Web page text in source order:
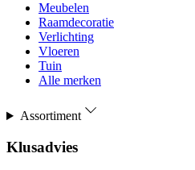
Meubelen
Raamdecoratie
Verlichting
Vloeren
Tuin
Alle merken
Assortiment
Klusadvies